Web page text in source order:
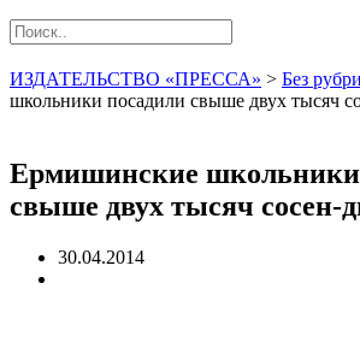
ИЗДАТЕЛЬСТВО «ПРЕССА» > Без
школьники посадили свыше двух тысяч
Ермишинские школьники
свыше двух тысяч сосен-
30.04.2014